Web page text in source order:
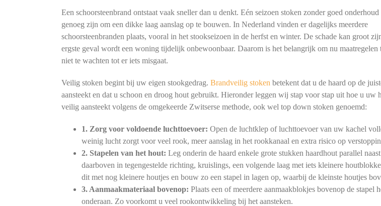
Een schoorsteenbrand ontstaat vaak sneller dan u denkt. Eén seizoen stoken zonder goed onderhoud
genoeg zijn om een dikke laag aanslag op te bouwen. In Nederland vinden er dagelijks meerdere
schoorsteenbranden plaats, vooral in het stookseizoen in de herfst en winter. De schade kan groot
ergste geval wordt een woning tijdelijk onbewoonbaar. Daarom is het belangrijk om nu maatregelen
niet te wachten tot er iets misgaat.
Veilig stoken begint bij uw eigen stookgedrag. Brandveilig stoken betekent dat u de haard op de
aansteekt en dat u schoon en droog hout gebruikt. Hieronder leggen wij stap voor stap uit hoe u uw
veilig aansteekt volgens de omgekeerde Zwitserse methode, ook wel top down stoken genoemd:
1. Zorg voor voldoende luchttoevoer: Open de luchtklep of luchttoevoer van uw kachel
weinig lucht zorgt voor veel rook, meer aanslag in het rookkanaal en extra risico op
2. Stapelen van het hout: Leg onderin de haard enkele grote stukken haardhout parallel
daarboven in tegengestelde richting, kruislings, een volgende laag met iets kleinere
dit met nog kleinere houtjes en bouw zo een stapel in lagen op, waarbij de kleinste houtjes
3. Aanmaakmateriaal bovenop: Plaats een of meerdere aanmaakblokjes bovenop de stapel
onderaan. Zo voorkomt u veel rookontwikkeling bij het aansteken.